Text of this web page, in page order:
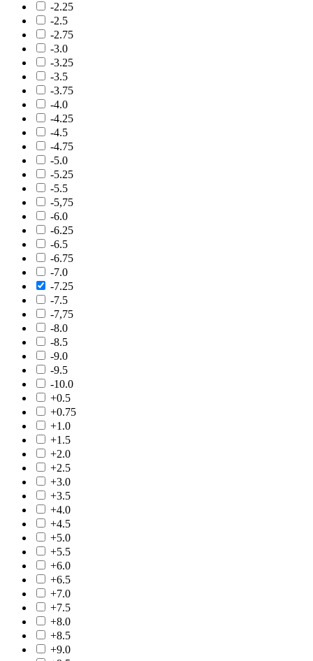
-2.25
-2.5
-2.75
-3.0
-3.25
-3.5
-3.75
-4.0
-4.25
-4.5
-4.75
-5.0
-5.25
-5.5
-5,75
-6.0
-6.25
-6.5
-6.75
-7.0
-7.25
-7.5
-7,75
-8.0
-8.5
-9.0
-9.5
-10.0
+0.5
+0.75
+1.0
+1.5
+2.0
+2.5
+3.0
+3.5
+4.0
+4.5
+5.0
+5.5
+6.0
+6.5
+7.0
+7.5
+8.0
+8.5
+9.0